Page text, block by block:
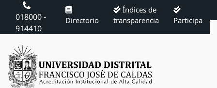
018000 -
914410
Directorio
Índices de
transparencia
Participa